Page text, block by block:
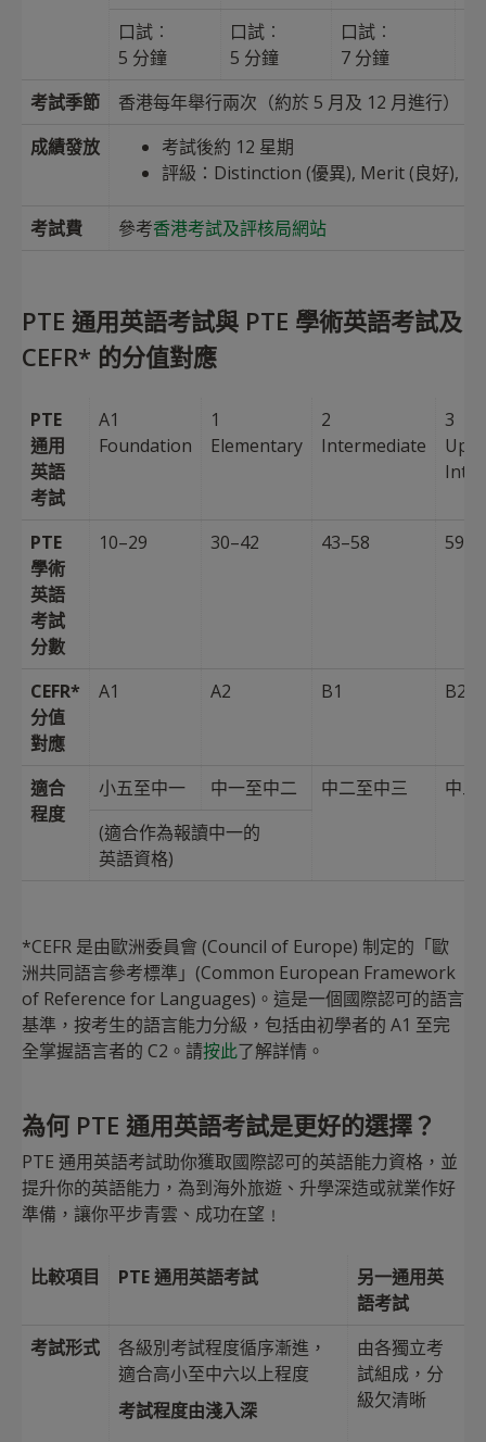
口試︰
5 分鐘
口試︰
5 分鐘
口試︰
7 分鐘
考試季節
香港每年舉行兩次（約於 5 月及 12 月進行）
成績發放
考試後約 12 星期
評級：Distinction (優異), Merit (良好),
考試費 參考香港考試及評核局網站
PTE 通用英語考試與 PTE 學術英語考試及
CEFR* 的分值對應
PTE
通用
英語
考試
A1
Foundation
1
Elementary
2
Intermediate
3
PTE
學術
英語
考試
分數
10–29 30–42 43–58
CEFR*
分值
對應
A1 A2 B1 B2
適合
程度
小五至中一 中一至中二 中二至中三
中三
(適合作為報讀中一的
英語資格)
*CEFR 是由歐洲委員會 (Council of Europe) 制定的「歐
洲共同語言參考標準」(Common European Framework
of Reference for Languages)。這是一個國際認可的語言
基準，按考生的語言能力分級，包括由初學者的 A1 至完
全掌握語言者的 C2。請按此了解詳情。
為何 PTE 通用英語考試是更好的選擇？
PTE 通用英語考試助你獲取國際認可的英語能力資格，並
提升你的英語能力，為到海外旅遊、升學深造或就業作好
準備，讓你平步青雲、成功在望﹗
比較項目 PTE 通用英語考試
另一通用英
語考試
考試形式
各級別考試程度循序漸進，
適合高小至中六以上程度
考試程度由淺入深
由各獨立考
試組成，分
級欠清晰